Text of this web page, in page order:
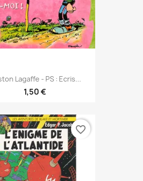
Lagaffe - PS : Ecris...
1,50 €
favorite_border